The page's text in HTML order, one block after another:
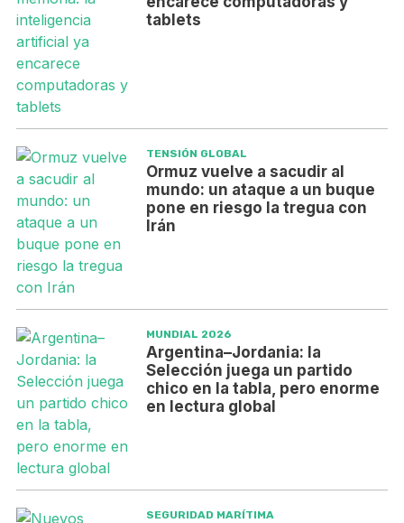
tablets
TENSIÓN GLOBAL
Ormuz vuelve a sacudir al
mundo: un ataque a un buque
pone en riesgo la tregua con
Irán
MUNDIAL 2026
Argentina–Jordania: la
Selección juega un partido
chico en la tabla, pero enorme
en lectura global
SEGURIDAD MARÍTIMA